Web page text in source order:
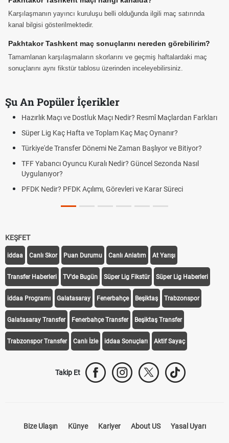
Karşılaşmanın yayıncı kuruluşu belli olduğunda ilgili maç satırında
kanal bilgisi gösterilmektedir.
Pakhtakor Tashkent maç sonuçlarını nereden görebilirim?
Tamamlanan karşılaşmaların skorlarını ve geçmiş haftalardaki maç
sonuçlarını aynı fikstür tablosu üzerinden inceleyebilirsiniz.
Şu An Popüler İçerikler
Hazırlık Maçı ve Dostluk Maçı Nedir? Resmî Maçlardan Farkları
Süper Lig Kaç Hafta ve Toplam Kaç Maç Oynanır?
Türkiye'de Transfer Dönemi Ne Zaman Başlıyor ve Bitiyor?
TFF Yabancı Oyuncu Kuralı Nedir? Güncel Sezonda Nasıl
Uygulanıyor?
PFDK Nedir? PFDK Açılımı, Görevleri ve Karar Süreci
KEŞFET
iddaa Canlı Skor Puan Durumu Canlı Anlatım At Yarışı
Transfer Haberleri TV'de Bugün Süper Lig Fikstür Süper Lig Haberleri
iddaa Programı Galatasaray Fenerbahçe Beşiktaş Trabzonspor
Galatasaray Transfer Fenerbahçe Transfer Beşiktaş Transfer
Trabzonspor Transfer Canlı İzle iddaa Sonuçları Aktif Sayaç
Takip Et
Bize Ulaşın Künye Kariyer About US Yasal Uyarı